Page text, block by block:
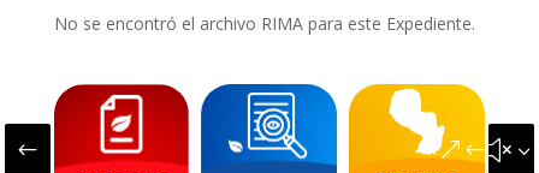
No se encontró el archivo RIMA para este Expediente.
#